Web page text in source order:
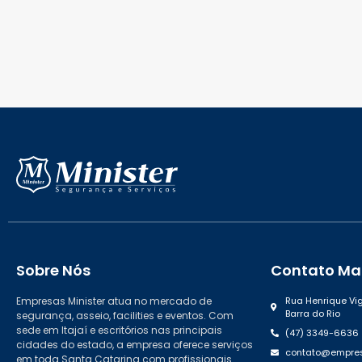
Sobre Nós
Empresas Minister atua no mercado de
segurança, asseio, facilities e eventos. Com
sede em Itajaí e escritórios nas principais
cidades do estado, a empresa oferece serviços
em toda Santa Catarina com profissionais
Contato
Rua Henrique
Barra do Rio
(47) 3349-6636